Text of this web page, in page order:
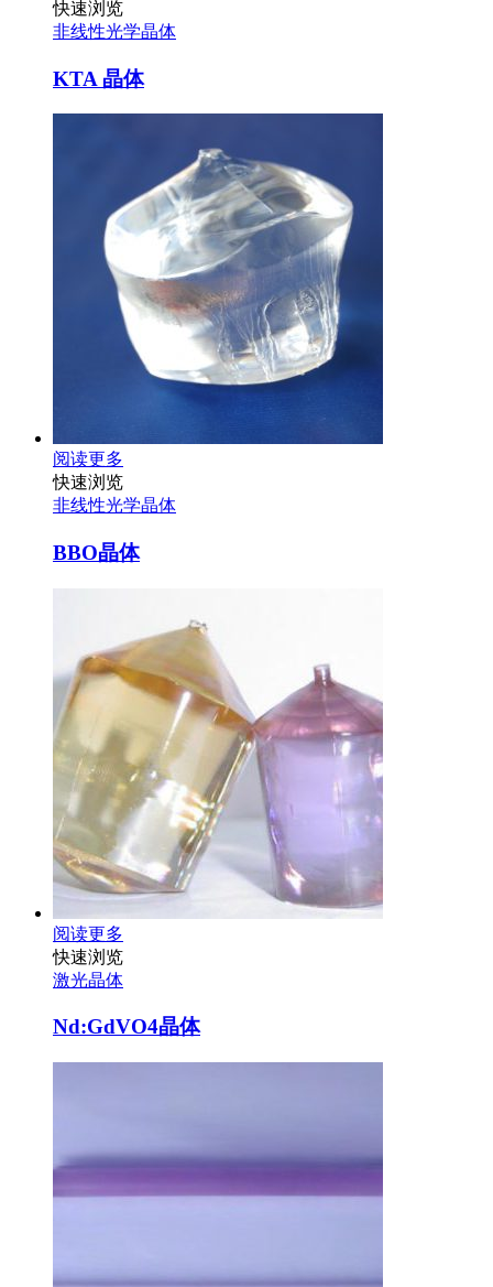
快速浏览
非线性光学晶体
KTA 晶体
阅读更多
快速浏览
非线性光学晶体
BBO晶体
阅读更多
快速浏览
激光晶体
Nd:GdVO4晶体